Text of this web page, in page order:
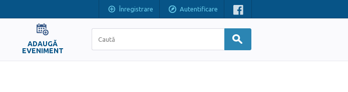
Înregistrare Autentificare
ADAUGĂ
EVENIMENT